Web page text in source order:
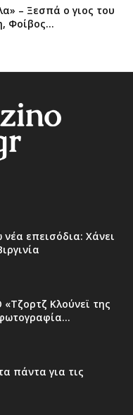
– Ξεσπά ο γιος του
Φοίβος...
επεισόδια: Χάνει
«Τζορτζ Κλούνεϊ της
πάντα για τις